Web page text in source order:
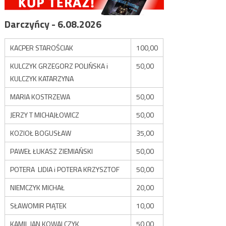
Darczyńcy - 6.08.2026
KACPER STAROŚCIAK
100,00
KULCZYK GRZEGORZ POLIŃSKA i
KULCZYK KATARZYNA
50,00
MARIA KOSTRZEWA
50,00
JERZY T MICHAJŁOWICZ
50,00
KOZIOŁ BOGUSŁAW
35,00
PAWEŁ ŁUKASZ ZIEMIAŃSKI
50,00
POTERA LIDIA i POTERA KRZYSZTOF
50,00
NIEMCZYK MICHAŁ
20,00
SŁAWOMIR PIĄTEK
10,00